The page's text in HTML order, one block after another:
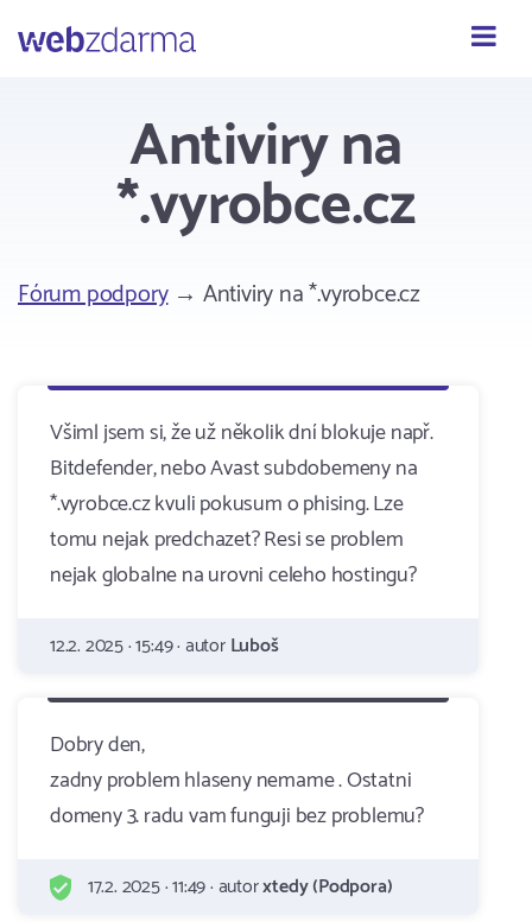
Webzdarma
Antiviry na
*.vyrobce.cz
Fórum podpory→ Antiviry na *.vyrobce.cz
Všiml jsem si, že už několik dní blokuje např.
Bitdefender, nebo Avast subdobemeny na
*.vyrobce.cz kvuli pokusum o phising. Lze
tomu nejak predchazet? Resi se problem
nejak globalne na urovni celeho hostingu?
12.2. 2025 · 15:49 · autorLuboš
Dobry den,
zadny problem hlaseny nemame . Ostatni
domeny 3. radu vam funguji bez problemu?
17.2. 2025 · 11:49 · autorxtedy (Podpora)